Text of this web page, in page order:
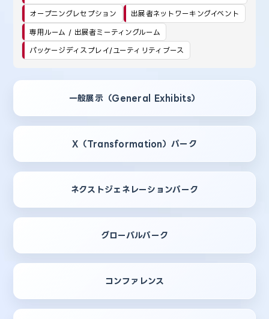
一般展示（General Exhibits）
X（Transformation）パーク
ネクストジェネレーションパーク
グローバルパーク
コンファレンス
オープニングレセプション 出展者ネットワーキングイベント
専用ルーム / 出展者ミーティングルーム
パッケージディスプレイ/ユーティリティブース